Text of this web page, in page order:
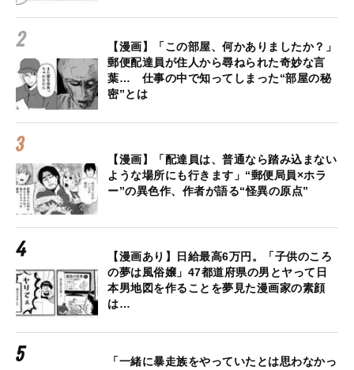
【漫画】「この部屋、何かありましたか？」
郵便配達員が住人から尋ねられた奇妙な言
葉… 仕事の中で知ってしまった“部屋の秘
密”とは
【漫画】「配達員は、普通なら踏み込まない
ような場所にも行きます」“郵便局員×ホラ
ー”の異色作、作者が語る“怪異の原点”
【漫画あり】日給最高6万円。「子供のころ
の夢は風俗嬢」47都道府県の男とヤって日
本男地図を作ることを夢見た漫画家の素顔
は…
「一緒に暴走族をやっていたとは思わなかっ